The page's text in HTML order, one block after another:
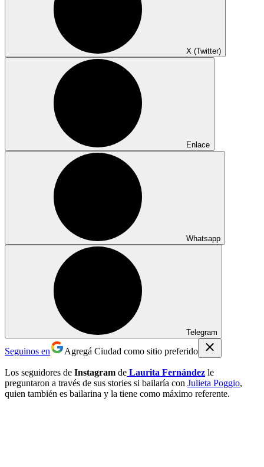
X (Twitter)
Enlace
Whatsapp
Telegram
Seguinos en Agregá Ciudad como sitio preferido
Los seguidores de Instagram de Laurita Fernández le
preguntaron a través de sus stories si bailaría con Julieta Poggio,
quien también es bailarina y la tiene como máximo referente.